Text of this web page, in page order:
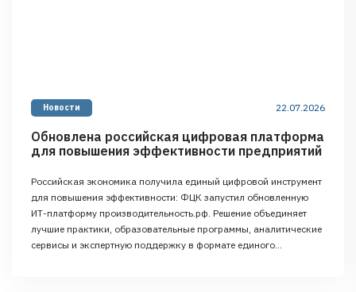
Новости 22.07.2026
Обновлена российская цифровая платформа
для повышения эффективности предприятий
Российская экономика получила единый цифровой инструмент
для повышения эффективности: ФЦК запустил обновленную
ИТ-платформу производительность.рф. Решение объединяет
лучшие практики, образовательные программы, аналитические
сервисы и экспертную поддержку в формате единого